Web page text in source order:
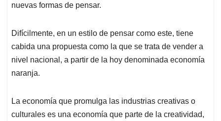
nuevas formas de pensar.
Difícilmente, en un estilo de pensar como este, tiene
cabida una propuesta como la que se trata de vender a
nivel nacional, a partir de la hoy denominada economía
naranja.
La economía que promulga las industrias creativas o
culturales es una economía que parte de la creatividad,